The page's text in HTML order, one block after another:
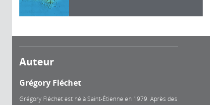
Auteur
Grégory Fléchet
Grégory Fléchet est né à Saint-Étienne en 1979. Après des